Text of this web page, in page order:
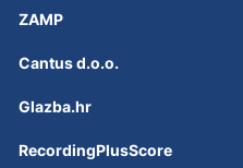
ZAMP
Cantus d.o.o.
Glazba.hr
RecordingPlusScore